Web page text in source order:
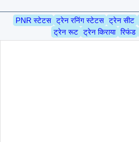
PNR स्टेटस ट्रेन रनिंग स्टेटस ट्रेन सीट
ट्रेन रूट ट्रेन किराया रिफंड